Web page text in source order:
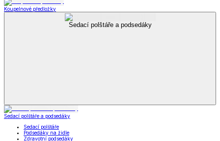
Koupelnové předložky
Sedací polštáře a podsedáky
Sedací polštáře a podsedáky
Sedací polštáře
Podsedáky na židle
Zdravotní podsedáky